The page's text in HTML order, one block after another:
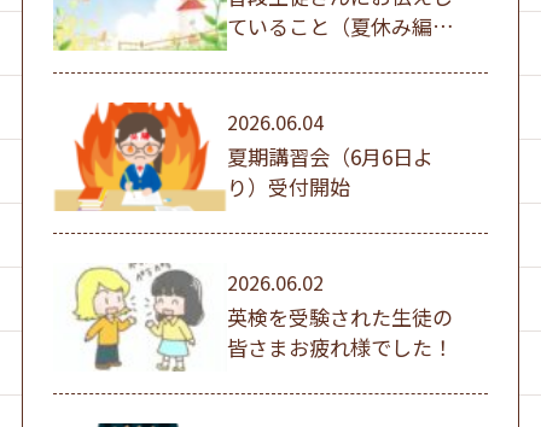
ていること（夏休み編
①）
2026.06.04
夏期講習会（6月6日よ
り）受付開始
2026.06.02
英検を受験された生徒の
皆さまお疲れ様でした！